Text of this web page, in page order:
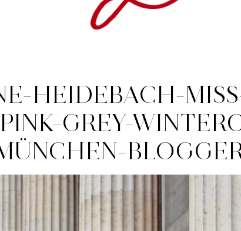
HEIDEBACH-
GREY-